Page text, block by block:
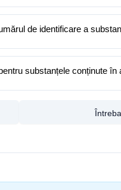
de identificare a
substanțele conținute în